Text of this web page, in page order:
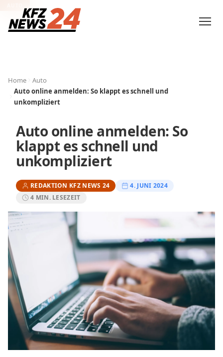
Home
Auto
Auto online anmelden: So klappt es schnell und
unkompliziert
Auto online anmelden: So
klappt es schnell und
unkompliziert
REDAKTION KFZ NEWS 24
4. JUNI 2024
4 MIN. LESEZEIT